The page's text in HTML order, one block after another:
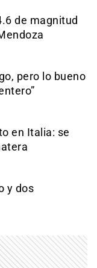
de magnitud
pero lo bueno
en Italia: se
y dos